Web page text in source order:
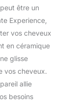
être un
Experience,
vos cheveux
en céramique
glisse
vos cheveux.
allie
besoins